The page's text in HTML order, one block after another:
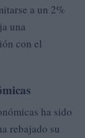
a un 2%
una
con el
ha sido
rebajado su